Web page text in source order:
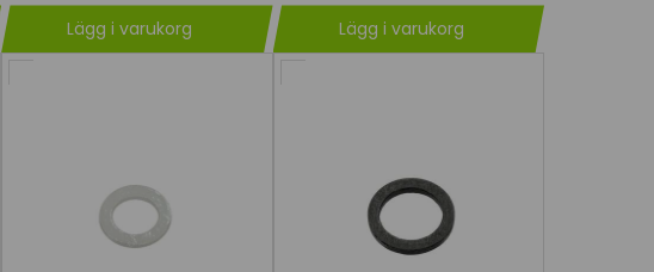
Lägg i varukorg Lägg i varukorg